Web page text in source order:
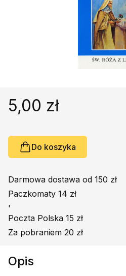
Poradniki, leksykony...
Podręczniki szkolne
5,00 zł
Do koszyka
Darmowa dostawa od 150 zł
Paczkomaty 14 zł
'
Poczta Polska 15 zł
Za pobraniem 20 zł
Opis